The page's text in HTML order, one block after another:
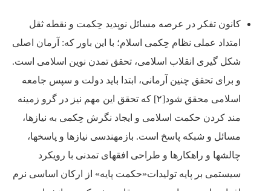
کانون تفکر در عرصه مسائل نوپدید حِکمت و نقطه ثقل
امتداد عملی نظام حِکمی اسلام؛ با این باور که: آرمان اصلی
شکل گیری انقلاب اسلامی، تحقق تمدن نوین اسلامی است.
و برای تحقق چنین آرمانی، ابتدا باید دولت و سپس جامعه
اسلامی محقق شود[۲] که تحقق این مهم نیز در گرو زمینه
مند کردن حکمت اسلامی و ایجاد نگرش حِکمی به نیازها،
مسائل و شبکه پاسخ است. بازمهندسی نیازها و پاسخ­ها،
چالش­ها و راهکارها و طراحی افق­های تمدنی با رویکرد
سیستمی بر پایه تولیدات«حکمت پایه» از ارکان اساسی نرم